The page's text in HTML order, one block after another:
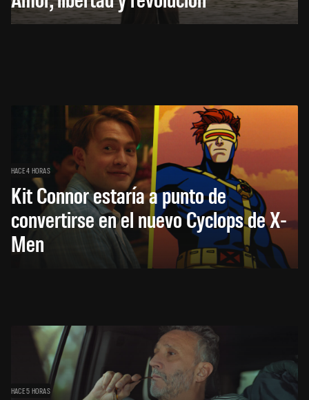
HACE 4 HORAS
Kit Connor estaría a punto de
convertirse en el nuevo Cyclops de X-
Men
HACE 5 HORAS